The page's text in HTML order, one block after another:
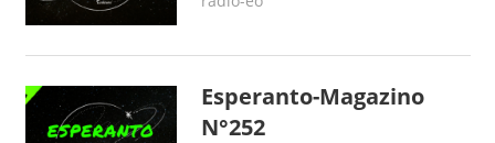
Esperanto-Magazino
N°252